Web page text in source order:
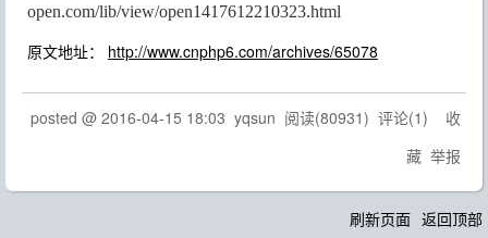
open.com/lib/view/open1417612210323.html
原文地址： http://www.cnphp6.com/archives/65078
posted @ 2016-04-15 18:03 yqsun 阅读(80931) 评论(1) 收
藏 举报
刷新页面 返回顶部